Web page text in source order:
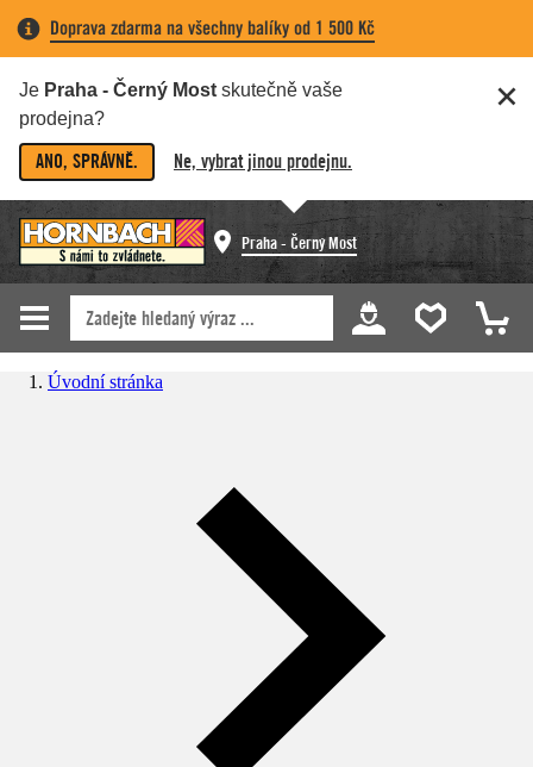
Doprava zdarma na všechny balíky od 1 500 Kč
Je Praha - Černý Most skutečně vaše
prodejna?
ANO, SPRÁVNĚ. Ne, vybrat jinou prodejnu.
Praha - Černý Most
Úvodní stránka